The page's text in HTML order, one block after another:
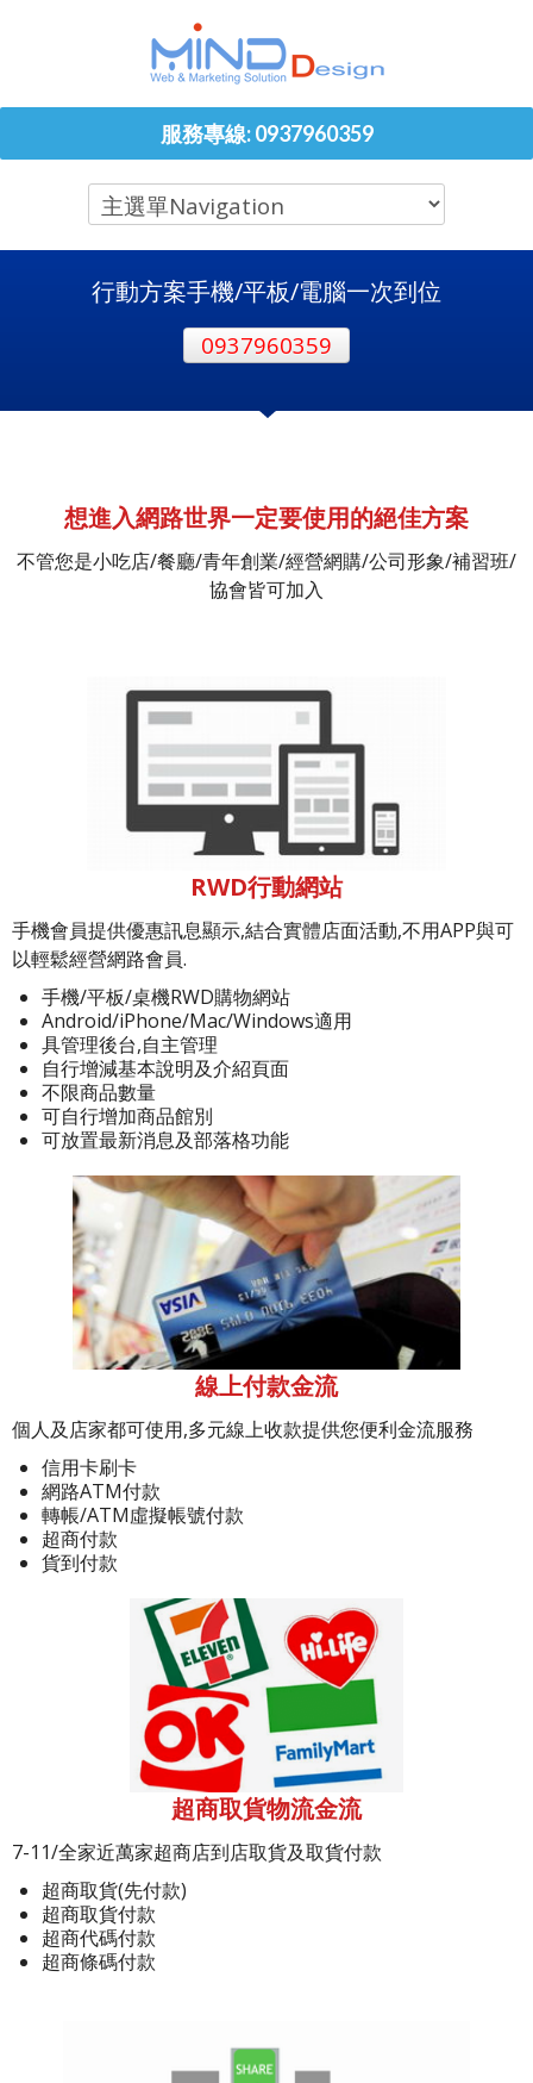
服務專線: 0937960359
行動方案手機/平板/電腦一次到位
0937960359
想進入網路世界一定要使用的絕佳方案
不管您是小吃店/餐廳/青年創業/經營網購/公司形象/補習班/
協會皆可加入
RWD行動網站
手機會員提供優惠訊息顯示,結合實體店面活動,不用APP與可
以輕鬆經營網路會員.
手機/平板/桌機RWD購物網站
Android/iPhone/Mac/Windows適用
具管理後台,自主管理
自行增減基本說明及介紹頁面
不限商品數量
可自行增加商品館別
可放置最新消息及部落格功能
線上付款金流
個人及店家都可使用,多元線上收款提供您便利金流服務
信用卡刷卡
網路ATM付款
轉帳/ATM虛擬帳號付款
超商付款
貨到付款
超商取貨物流金流
7-11/全家近萬家超商店到店取貨及取貨付款
超商取貨(先付款)
超商取貨付款
超商代碼付款
超商條碼付款